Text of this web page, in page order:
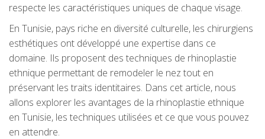
respecte les caractéristiques uniques de chaque visage.
En Tunisie, pays riche en diversité culturelle, les chirurgiens
esthétiques ont développé une expertise dans ce
domaine. Ils proposent des techniques de rhinoplastie
ethnique permettant de remodeler le nez tout en
préservant les traits identitaires. Dans cet article, nous
allons explorer les avantages de la rhinoplastie ethnique
en Tunisie, les techniques utilisées et ce que vous pouvez
en attendre.